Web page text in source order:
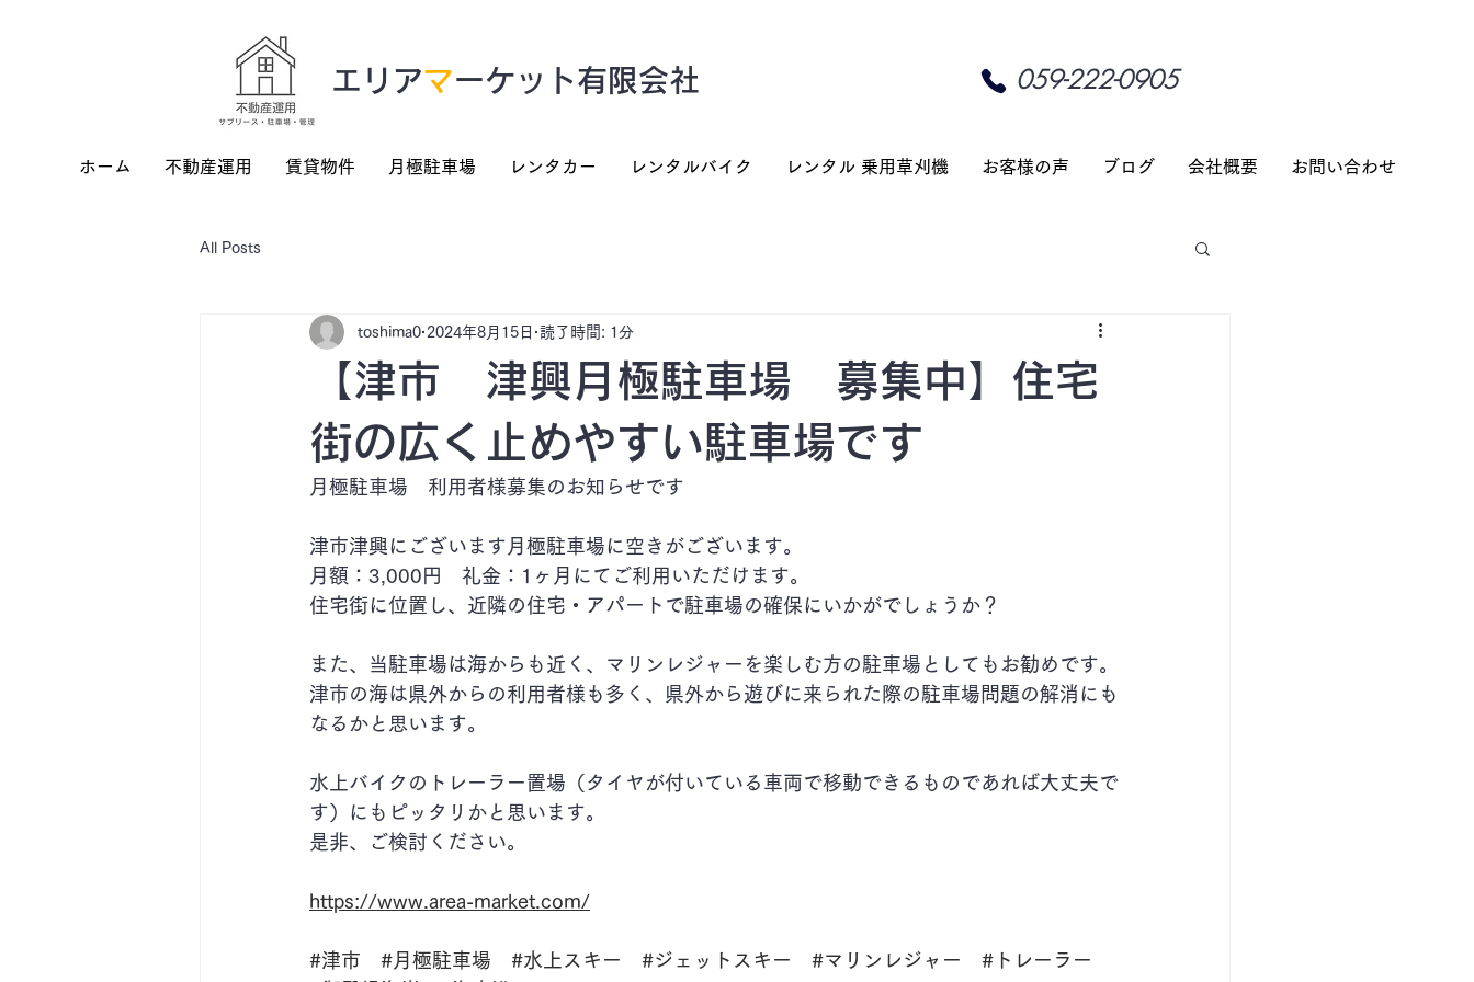
​エリアマーケット有限会社 059-222-0905
ホーム 不動産運用 賃貸物件 月極駐車場 レンタカー レンタルバイク レンタル 乗用草刈機 お客様の声 ブログ 会社概要 お問い合わせ
All Posts
【津市 津興月極駐車場 募集中】住宅
街の広く止めやすい駐車場です
toshima0 2024年8月15日 読了時間: 1分
月極駐車場　利用者様募集のお知らせです
津市津興にございます月極駐車場に空きがございます。
月額：3,000円　礼金：1ヶ月にてご利用いただけます。
住宅街に位置し、近隣の住宅・アパートで駐車場の確保にいかがでしょうか？
また、当駐車場は海からも近く、マリンレジャーを楽しむ方の駐車場としてもお勧めです。
津市の海は県外からの利用者様も多く、県外から遊びに来られた際の駐車場問題の解消にも
なるかと思います。
水上バイクのトレーラー置場（タイヤが付いている車両で移動できるものであれば大丈夫で
す）にもピッタリかと思います。
是非、ご検討ください。
https://www.area-market.com/
#津市 #月極駐車場 #水上スキー #ジェットスキー #マリンレジャー
#トレーラー